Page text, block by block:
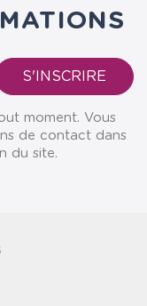
moment. Vous
de contact dans
du site.